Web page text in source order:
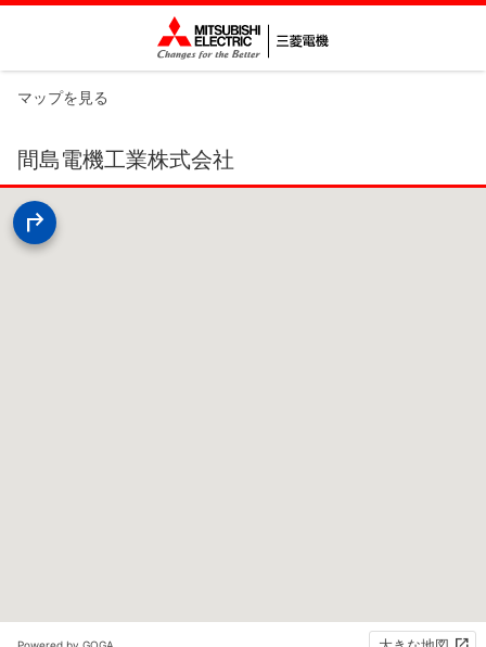
マップを見る
間島電機工業株式会社